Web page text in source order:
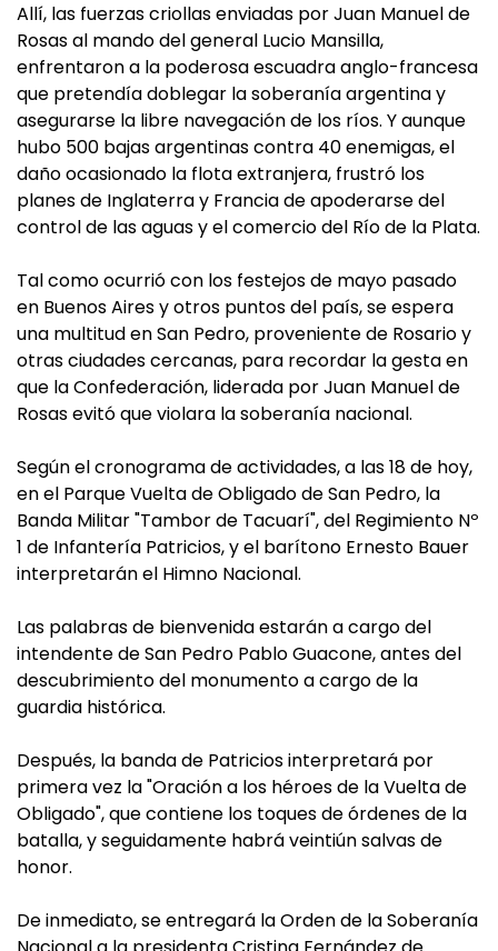
Allí, las fuerzas criollas enviadas por Juan Manuel de
Rosas al mando del general Lucio Mansilla,
enfrentaron a la poderosa escuadra anglo-francesa
que pretendía doblegar la soberanía argentina y
asegurarse la libre navegación de los ríos. Y aunque
hubo 500 bajas argentinas contra 40 enemigas, el
daño ocasionado la flota extranjera, frustró los
planes de Inglaterra y Francia de apoderarse del
control de las aguas y el comercio del Río de la Plata.
Tal como ocurrió con los festejos de mayo pasado
en Buenos Aires y otros puntos del país, se espera
una multitud en San Pedro, proveniente de Rosario y
otras ciudades cercanas, para recordar la gesta en
que la Confederación, liderada por Juan Manuel de
Rosas evitó que violara la soberanía nacional.
Según el cronograma de actividades, a las 18 de hoy,
en el Parque Vuelta de Obligado de San Pedro, la
Banda Militar "Tambor de Tacuarí", del Regimiento Nº
1 de Infantería Patricios, y el barítono Ernesto Bauer
interpretarán el Himno Nacional.
Las palabras de bienvenida estarán a cargo del
intendente de San Pedro Pablo Guacone, antes del
descubrimiento del monumento a cargo de la
guardia histórica.
Después, la banda de Patricios interpretará por
primera vez la "Oración a los héroes de la Vuelta de
Obligado", que contiene los toques de órdenes de la
batalla, y seguidamente habrá veintiún salvas de
honor.
De inmediato, se entregará la Orden de la Soberanía